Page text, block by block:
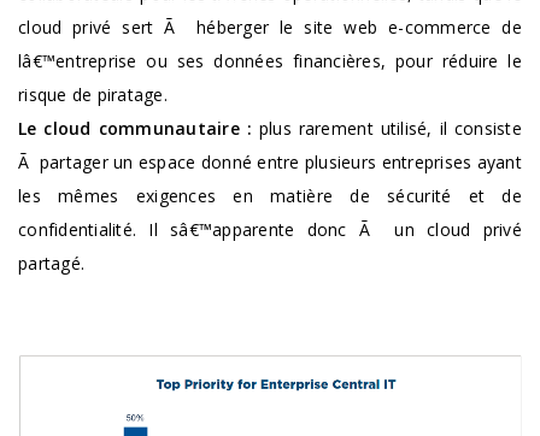
cloud privé sert Ã héberger le site web e-commerce de
lâ€™entreprise ou ses données financières, pour réduire le
risque de piratage.
Le cloud communautaire : plus rarement utilisé, il consiste
Ã partager un espace donné entre plusieurs entreprises ayant
les mêmes exigences en matière de sécurité et de
confidentialité. Il sâ€™apparente donc Ã un cloud privé
partagé.